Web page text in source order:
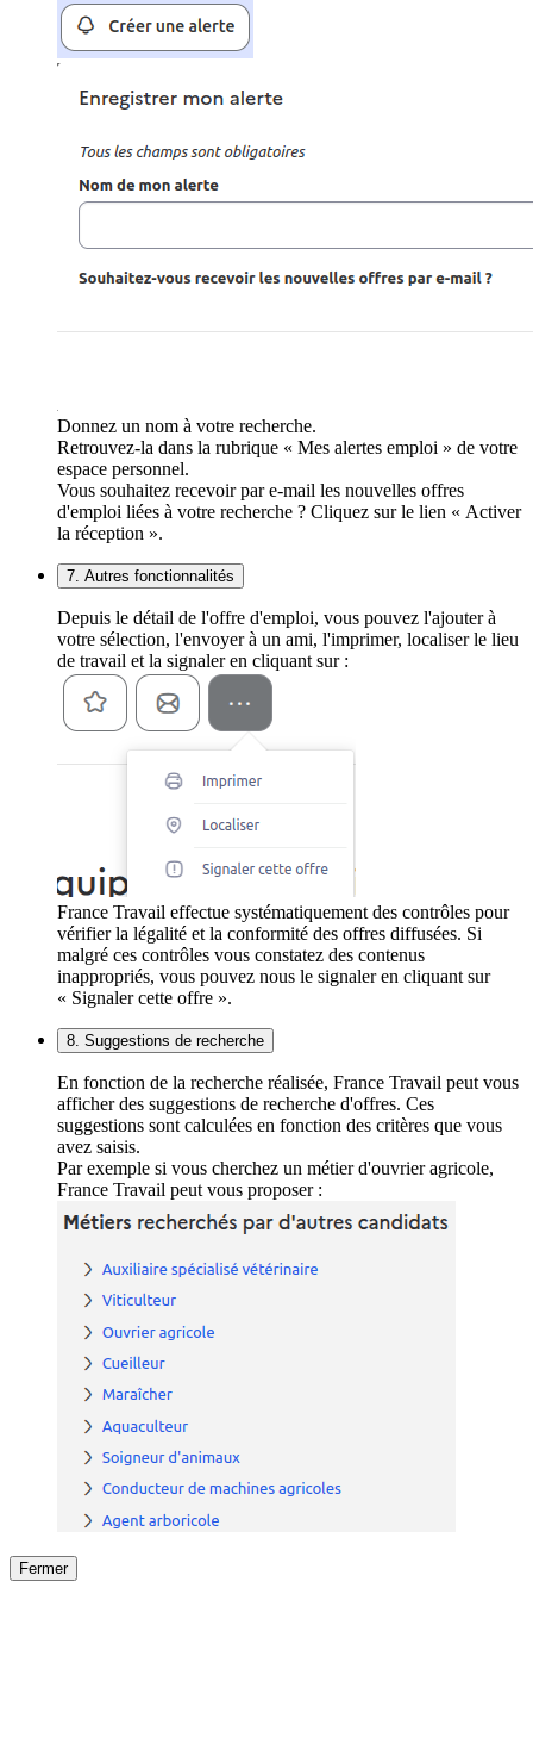
Donnez un nom à votre recherche.
Retrouvez-la dans la rubrique « Mes alertes emploi » de votre
espace personnel.
Vous souhaitez recevoir par e-mail les nouvelles offres
d'emploi liées à votre recherche ? Cliquez sur le lien « Activer
la réception ».
7. Autres fonctionnalités
Depuis le détail de l'offre d'emploi, vous pouvez l'ajouter à
votre sélection, l'envoyer à un ami, l'imprimer, localiser le lieu
de travail et la signaler en cliquant sur :
France Travail effectue systématiquement des contrôles pour
vérifier la légalité et la conformité des offres diffusées. Si
malgré ces contrôles vous constatez des contenus
inappropriés, vous pouvez nous le signaler en cliquant sur
« Signaler cette offre ».
8. Suggestions de recherche
En fonction de la recherche réalisée, France Travail peut vous
afficher des suggestions de recherche d'offres. Ces
suggestions sont calculées en fonction des critères que vous
avez saisis.
Par exemple si vous cherchez un métier d'ouvrier agricole,
France Travail peut vous proposer :
Fermer